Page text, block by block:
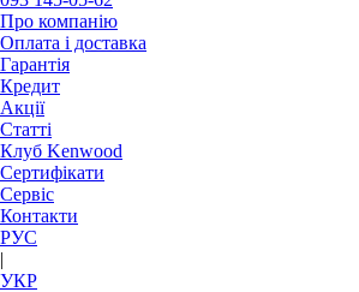
Про компанію
Оплата і доставка
Гарантія
Кредит
Акції
Статті
Клуб Kenwood
Сертифікати
Сервіс
Контакти
РУC
|
УКР